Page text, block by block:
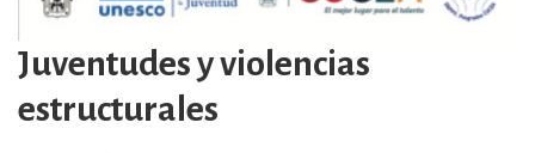
Juventudes y violencias
estructurales